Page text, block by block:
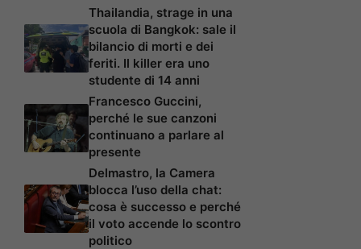
Thailandia, strage in una
scuola di Bangkok: sale il
bilancio di morti e dei
feriti. Il killer era uno
studente di 14 anni
Francesco Guccini,
perché le sue canzoni
continuano a parlare al
presente
Delmastro, la Camera
blocca l’uso della chat:
cosa è successo e perché
il voto accende lo scontro
politico